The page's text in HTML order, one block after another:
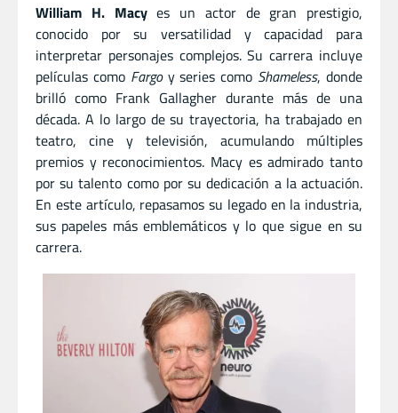
William H. Macyes un actor de gran prestigio,
conocido por su versatilidad y capacidad para
interpretar personajes complejos. Su carrera incluye
películas como Fargoy series como Shameless, donde
brilló como Frank Gallagher durante más de una
década. A lo largo de su trayectoria, ha trabajado en
teatro, cine y televisión, acumulando múltiples
premios y reconocimientos. Macy es admirado tanto
por su talento como por su dedicación a la actuación.
En este artículo, repasamos su legado en la industria,
sus papeles más emblemáticos y lo que sigue en su
carrera.